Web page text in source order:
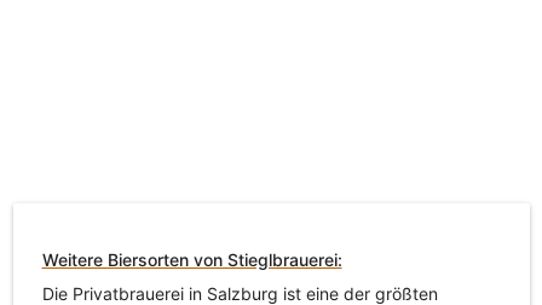
Weitere Biersorten von Stieglbrauerei:
Die Privatbrauerei in Salzburg ist eine der größten